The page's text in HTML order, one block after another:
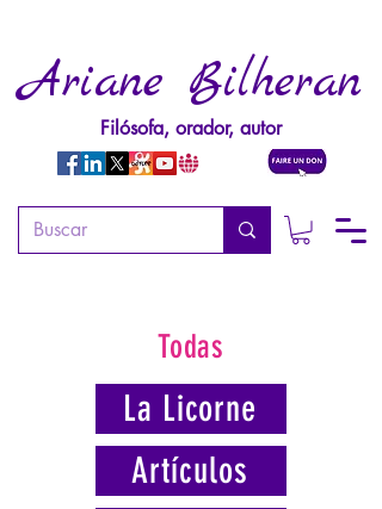
Ariane Bilheran
Filósofa, orador, autor
Todas
La Licorne
Artículos